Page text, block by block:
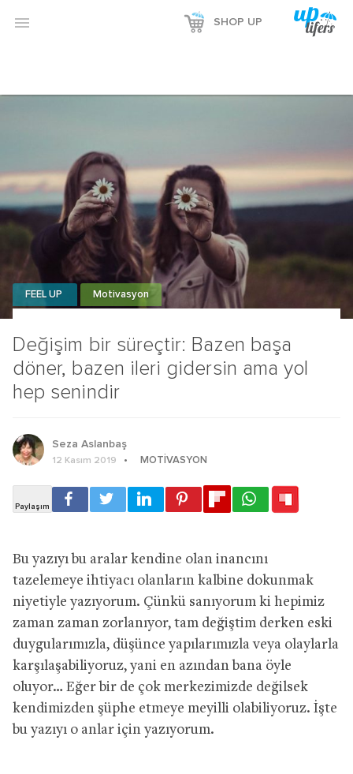
 SHOP UP
Değişim bir süreçtir: Bazen başa
döner, bazen ileri gidersin ama yol
hep senindir
FEEL UP Motivasyon
Seza Aslanbaş
12 Kasım 2019 MOTIVASYON
Bu yazıyı bu aralar kendine olan inancını
tazelemeye ihtiyacı olanların kalbine dokunmak
niyetiyle yazıyorum. Çünkü sanıyorum ki hepimiz
zaman zaman zorlanıyor, tam değiştim derken eski
duygularımızla, düşünce yapılarımızla veya olaylarla
karşılaşabiliyoruz, yani en azından bana öyle
oluyor… Eğer bir de çok merkezimizde değilsek
kendimizden şüphe etmeye meyilli olabiliyoruz. İşte
bu yazıyı o anlar için yazıyorum.